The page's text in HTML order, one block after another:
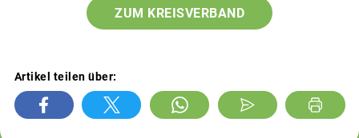
ZUM KREISVERBAND
Artikel teilen über: